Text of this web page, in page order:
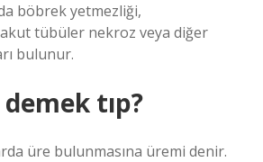
böbrek yetmezliği,
tübüler nekroz veya diğer
bulunur.
tıp?
üre bulunmasına üremi denir.